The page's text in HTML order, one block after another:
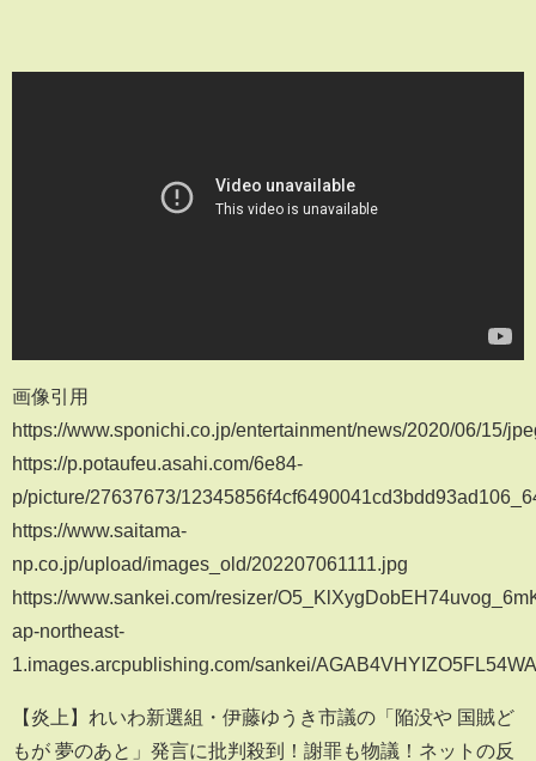
画像引用
https://www.sponichi.co.jp/entertainment/news/2020/06/15/
https://p.potaufeu.asahi.com/6e84-
p/picture/27637673/
https://www.saitama-
np.co.jp/upload/images_old/202207061111.jpg
https://www.sankei.com/resizer/
ap-northeast-
1.images.arcpublishing.com/sankei/
【炎上】れいわ新選組・伊藤ゆうき市議の「陥没や 国賊ど
もが 夢のあと」発言に批判殺到！謝罪も物議！ネットの反